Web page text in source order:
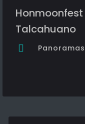
Talcahuano
Panoramas